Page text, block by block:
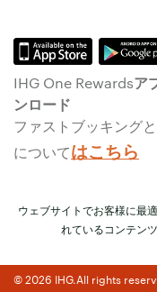
IHG One Rewardsア
ンロード
ファストブッキング
についてはこちら
ウェブサイトでお客様に最
れているコンテン
© 2026 IHG.All rights